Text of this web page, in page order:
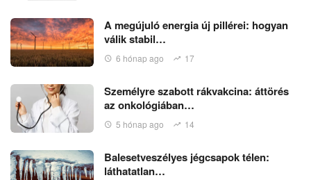
A megújuló energia új pillérei: hogyan
válik stabil…
6 hónap ago 17
Személyre szabott rákvakcina: áttörés
az onkológiában…
5 hónap ago 14
Balesetveszélyes jégcsapok télen:
láthatatlan…